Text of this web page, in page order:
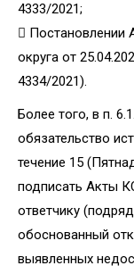
4333/2021;
 Постановлении
округа от
4334/2021).
Более того, в п.
обязательство
течение 15
подписать Акты
ответчику
обоснованный
выявленных